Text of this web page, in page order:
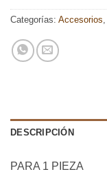
Categorías: Accesorios
DESCRIPCIÓN
PARA 1 PIEZA